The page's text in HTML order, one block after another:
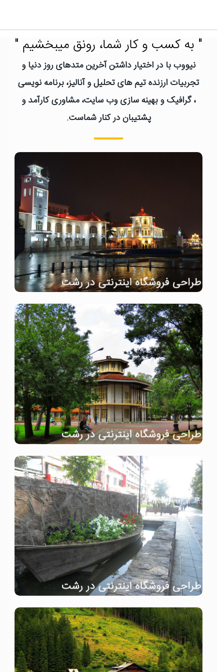
" به کسب و کار شما، رونق میبخشیم "
نیووب با در اختیار داشتن آخرین متدهای روز دنیا و
تجربیات ارزنده تیم های تحلیل و آنالیز، برنامه نویسی
، گرافیک و بهینه سازی وب سایت، مشاوری کارآمد و
پشتیبان در کنار شماست.